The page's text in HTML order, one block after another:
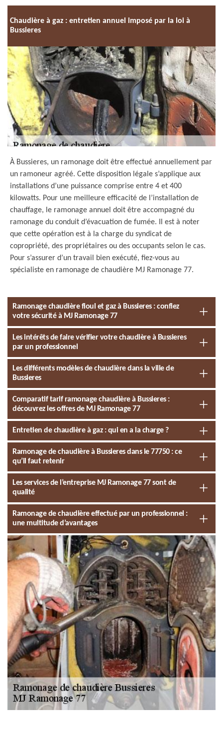
Chaudière à gaz : entretien annuel imposé par la loi à
Bussieres
À Bussieres, un ramonage doit être effectué annuellement par
un ramoneur agréé. Cette disposition légale s’applique aux
installations d’une puissance comprise entre 4 et 400
kilowatts. Pour une meilleure efficacité de l’installation de
chauffage, le ramonage annuel doit être accompagné du
ramonage du conduit d’évacuation de fumée. Il est à noter
que cette opération est à la charge du syndicat de
copropriété, des propriétaires ou des occupants selon le cas.
Pour s’assurer d’un travail bien exécuté, fiez-vous au
spécialiste en ramonage de chaudière MJ Ramonage 77.
Ramonage chaudière fioul et gaz à Bussieres : confiez
votre sécurité à MJ Ramonage 77
Les intérêts de faire vérifier votre chaudière à Bussieres
par un professionnel
Les différents modèles de chaudière dans la ville de
Bussieres
Comparatif tarif ramonage chaudière à Bussieres :
découvrez les offres de MJ Ramonage 77
Entretien de chaudière à gaz : qui en a la charge ?
Ramonage de chaudière à Bussieres dans le 77750 : ce
qu’il faut retenir
Les services de l’entreprise MJ Ramonage 77 sont de
qualité
Ramonage de chaudière effectué par un professionnel :
une multitude d’avantages